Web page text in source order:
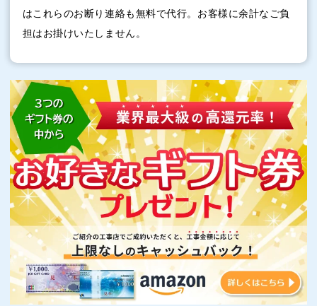
はこれらのお断り連絡も無料で代行。お客様に余計なご負
担はお掛けいたしません。